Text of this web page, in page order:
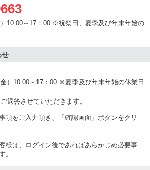
10:00～17：00 ※祝祭日、夏季及び年末年始の
せ
）10:00～17：00 ※夏季及び年末年始の休業日
返答させていただきます。
項をご入力頂き、「確認画面」ボタンをクリ
様は、ログイン後であればあらかじめ必要事
。